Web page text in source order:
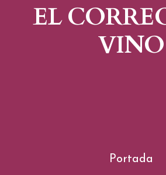
EL
VINO
Portada